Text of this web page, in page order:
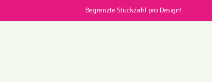
Begrenzte Stückzahl pro Design!